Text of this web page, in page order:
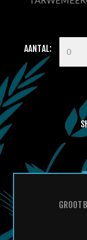
AANTAL: